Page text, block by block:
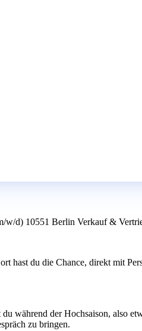
d) 10551 Berlin Verkauf &
hast du die Chance, direkt mit
während der Hochsaison, also
zu bringen.